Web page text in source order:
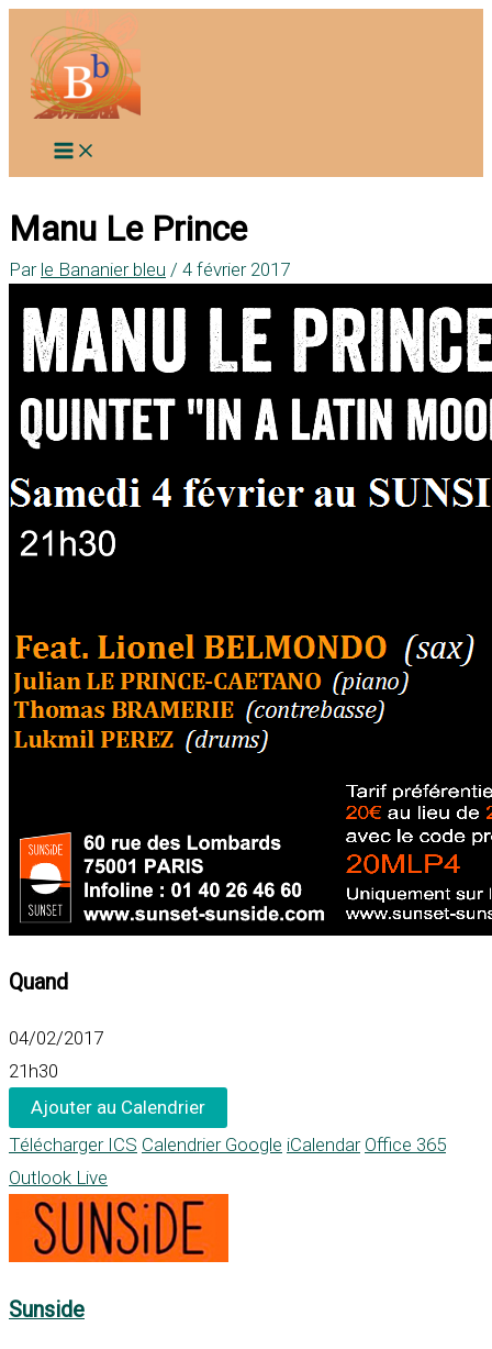
contenu
Manu Le Prince
Par le Bananier bleu / 4 février 2017
Quand
04/02/2017
21h30
Ajouter au Calendrier
Télécharger ICS Calendrier Google iCalendar Office 365
Outlook Live
Sunside